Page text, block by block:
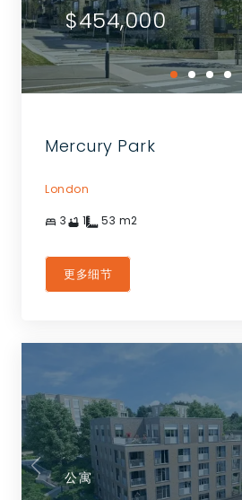
$454,000
Mercury Park
London
3 1 53 m2
更多细节
公寓